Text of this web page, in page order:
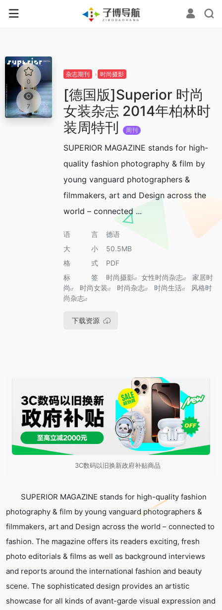
0
7
杂志期刊 时尚摄影
[德国版]Superior 时尚
女装杂志 2014年柏林时
装周特刊
周刊
SUPERIOR MAGAZINE stands for high-
quality fashion photography & film by
young vanguard photographers &
filmmakers, art and Design across the
world – connected ...
语言
德语
大小
50.5MB
格式
PDF
标签
时尚摄影 女性时尚杂志
家居时
尚
时尚女装 时尚杂志 时尚生活
风格时
尚杂志
下载资源
3C数码以旧换新政府补贴商品
SUPERIOR MAGAZINE stands for high-quality fashion
photography & film by young vanguard photographers &
filmmakers, art and Design across the world – connected to
fashion. The magazine offers its readers exciting, fresh
photo editorials & films as well as background interviews
and reports around the international fashion and beauty
scene. The sophisticated design provides an artistic
showcase for all kinds of avant-garde visual expression and